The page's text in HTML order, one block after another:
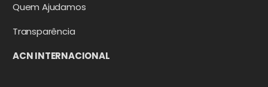
Quem Ajudamos
Transparência
ACN INTERNACIONAL